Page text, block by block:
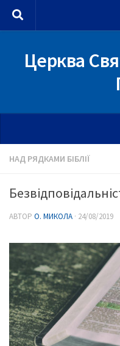
Skip to content
Церква
НАД РЯДКАМИ БІБЛІЇ
АВТОР О. МИКОЛА · 24/08/2019